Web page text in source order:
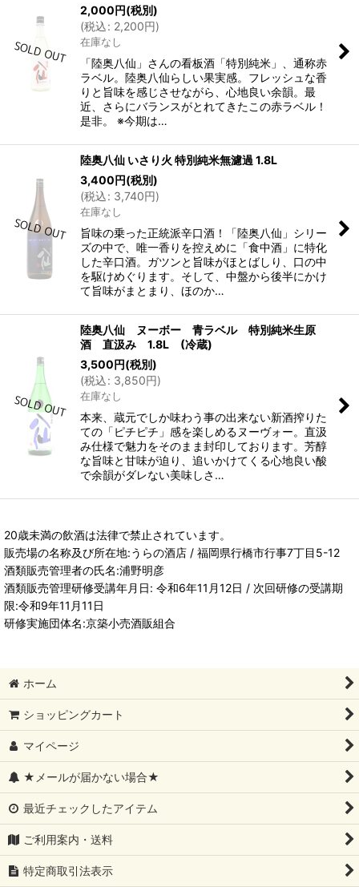
2,000円(税別)
(税込: 2,200円)
在庫なし
「陸奥八仙」さんの看板酒「特別純米」、通称赤
ラベル。陸奥八仙らしい果実感。フレッシュな香
りと旨味を感じさせながら、心地良い余韻。最
近、さらにバランスがとれてきたこの赤ラベル！
是非。 ※今期は…
陸奥八仙 いさり火 特別純米無濾過 1.8L
3,400円(税別)
(税込: 3,740円)
在庫なし
旨味の乗った正統派辛口酒！「陸奥八仙」シリー
ズの中で、唯一香りを控えめに「食中酒」に特化
した辛口酒。ガツンと旨味がほとばしり、口の中
を駆けめぐります。そして、中盤から後半にかけ
て旨味がまとまり、ほのか…
陸奥八仙 ヌーボー 青ラベル 特別純米生原
酒 直汲み 1.8L (冷蔵)
3,500円(税別)
(税込: 3,850円)
在庫なし
本来、蔵元でしか味わう事の出来ない新酒搾りた
ての「ピチピチ」感を楽しめるヌーヴォー。直汲
み仕様で魅力をそのまま封印しております。芳醇
な旨味と甘味が迫り、追いかけてくる心地良い酸
で余韻がダレない美味しさ…
20歳未満の飲酒は法律で禁止されています。
販売場の名称及び所在地:うらの酒店 / 福岡県行橋市行事7丁目5-12
酒類販売管理者の氏名:浦野明彦
酒類販売管理研修受講年月日: 令和6年11月12日 / 次回研修の受講期
限:令和9年11月11日
研修実施団体名:京築小売酒販組合
ホーム
ショッピングカート
マイページ
★メールが届かない場合★
最近チェックしたアイテム
ご利用案内・送料
特定商取引法表示